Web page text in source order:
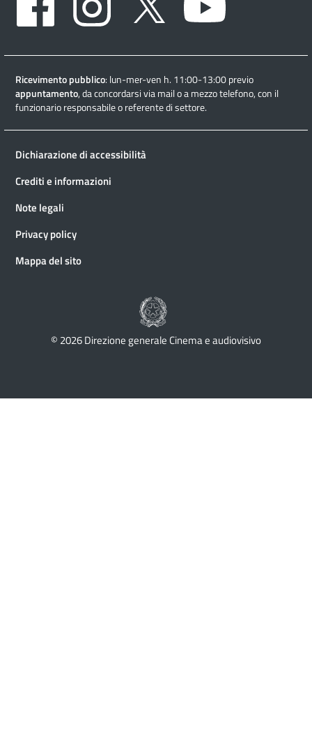
Ricevimento pubblico: lun-mer-ven h. 11:00-13:00 previo
appuntamento, da concordarsi via mail o a mezzo telefono, con il
funzionario responsabile o referente di settore.
© 2026 Direzione generale Cinema e audiovisivo
Dichiarazione di accessibilità
Crediti e informazioni
Note legali
Privacy policy
Mappa del sito